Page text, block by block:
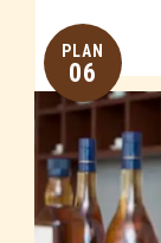
PLAN
06